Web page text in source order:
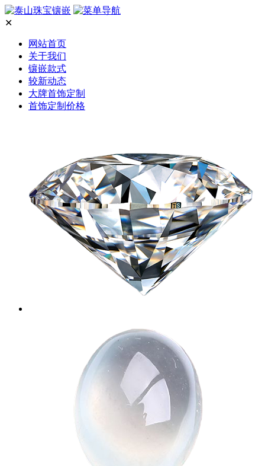
✕
网站首页
关于我们
镶嵌款式
较新动态
大牌首饰定制
首饰定制价格